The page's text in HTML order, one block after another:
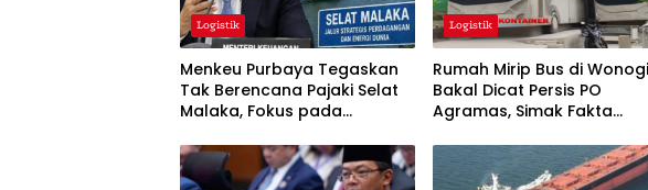
Logistik
Menkeu Purbaya Tegaskan
Tak Berencana Pajaki Selat
Malaka, Fokus pada
Logistik
Rumah Mirip Bus di
Bakal Dicat Persis PO
Agramas, Simak Fakta